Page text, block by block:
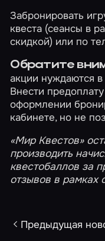
Забронировать
квеста (сеансы в
скидкой) или по
Обратите
акции нуждаются
Внести
оформлении
кабинете, но не
«Мир Квестов»
производить
квестобаллов за
отзывов в рамках
Предыдущая